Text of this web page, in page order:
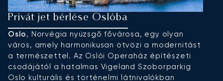
Privát jet bérlése Oslóba
Oslo, Norvégia nyüzsgő fővárosa, egy olyan
város, amely harmonikusan ötvözi a modernitást
a természettel. Az Oslói Operaház építészeti
csodájától a hatalmas Vigeland Szoborparkig
Oslo kulturális és történelmi látnivalókban